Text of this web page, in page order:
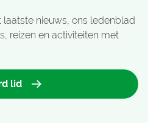
nieuws, ons ledenblad
reizen en activiteiten met
lid